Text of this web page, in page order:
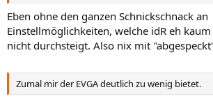
Eben ohne den ganzen Schnickschnack an
Einstellmöglichkeiten, welche idR eh
nicht durchsteigt. Also nix mit
Zumal mir der EVGA deutlich zu wenig bietet.